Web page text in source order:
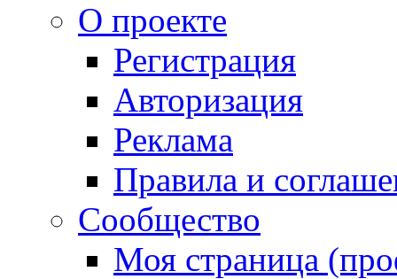
О проекте
Регистрация
Авторизация
Реклама
Правила и
Сообщество
Моя страница